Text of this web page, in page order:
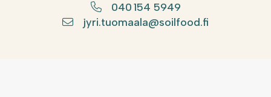
040 154 5949
jyri.tuomaala@soilfood.fi